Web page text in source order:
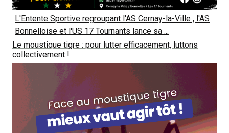
L'Entente Sportive regroupant l'AS Cernay-la-Ville , l'AS
Bonnelloise et l'US 17 Tournants lance sa ...
Le moustique tigre : pour lutter efficacement, luttons
collectivement !